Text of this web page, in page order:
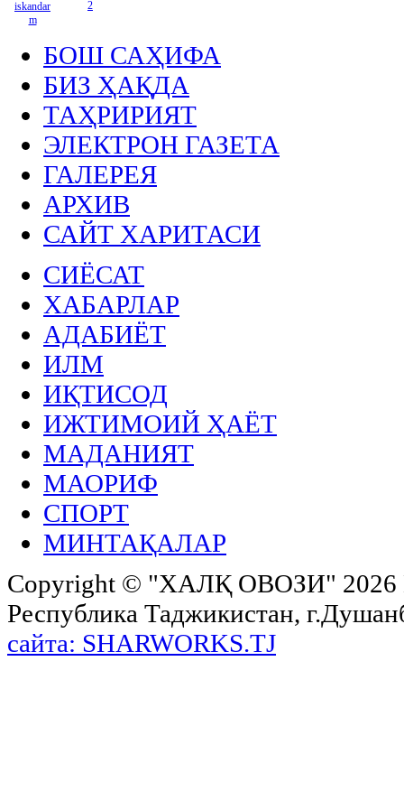
БОШ САҲИФА
БИЗ ҲАҚДА
ТАҲРИРИЯТ
ЭЛЕКТРОН ГАЗЕТА
ГАЛЕРЕЯ
АРХИВ
САЙТ ХАРИТАСИ
СИЁСАТ
ХАБАРЛАР
АДАБИЁТ
ИЛМ
ИҚТИСОД
ИЖТИМОИЙ ҲАЁТ
МАДАНИЯТ
МАОРИФ
СПОРТ
МИНТАҚАЛАР
Copyright © "ХАЛҚ ОВОЗИ"
Республика Таджикистан,
сайта: SHARWORKS.TJ